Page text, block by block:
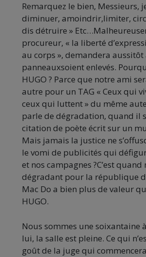
Remarquez le bien, Messieurs,
diminuer, amoindrir,limiter,
dis détruire »
procureur, « la liberté
au corps », demandera aussitôt
panneauxsoient enlevés.
HUGO ? Parce que notre ami
autre pour un TAG « Ceux qui
ceux qui luttent » du même
parle de dégradation, quand il
citation de poète écrit sur un
Mais jamais la justice ne
le vomi de publicités qui
et nos campagnes ?C’est quand
dégradant pour la république
Mac Do a bien plus de valeur
HUGO.
Nous sommes une soixantaine
lui, la salle est pleine. Ce qui
goût de la juge qui